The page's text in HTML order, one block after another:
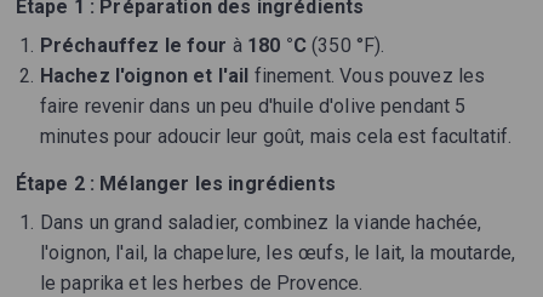
Étape 1 : Préparation des ingrédients
Préchauffez le four à 180 °C (350 °F).
Hachez l'oignon et l'ail finement. Vous pouvez les
faire revenir dans un peu d'huile d'olive pendant 5
minutes pour adoucir leur goût, mais cela est facultatif.
Étape 2 : Mélanger les ingrédients
Dans un grand saladier, combinez la viande hachée,
l'oignon, l'ail, la chapelure, les œufs, le lait, la moutarde,
le paprika et les herbes de Provence.